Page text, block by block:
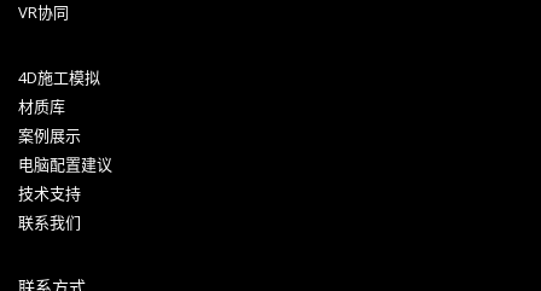
VR协同
4D施工模拟
材质库
案例展示
电脑配置建议
技术支持
联系我们